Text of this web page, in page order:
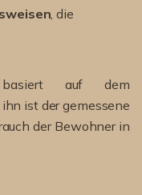
, die
basiert auf dem
ist der gemessene
der Bewohner in